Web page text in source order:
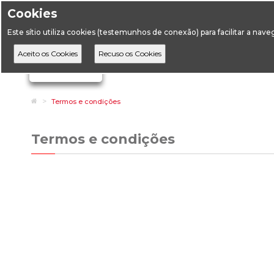
Cookies
Este sítio utiliza cookies (testemunhos de conexão) para facilitar a
Ignorar links de navegação
HomeTermos e condições
Termos e condições